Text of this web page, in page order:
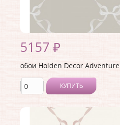
5157 ₽
обои Holden Decor
КУПИТЬ
Коллекция:
Adventure Awaits
Длина рулона: 10.05 .